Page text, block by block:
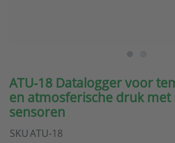
ATU-18 Datalogger voor
en atmosferische druk
sensoren
SKUATU-18